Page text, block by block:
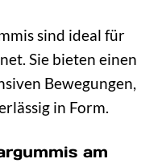
sind ideal für
Sie bieten einen
Bewegungen,
in Form.
am